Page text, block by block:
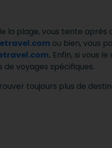
la plage, vous tente
ou bien, vous
. Enfin, si vous
voyages spécifiques.
toujours plus de